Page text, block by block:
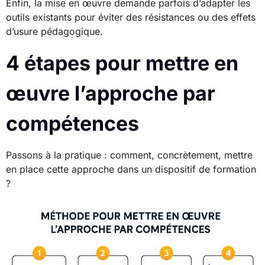
Enfin, la mise en œuvre demande parfois d’adapter les
outils existants pour éviter des résistances ou des effets
d’usure pédagogique.
4 étapes pour mettre en
œuvre l’approche par
compétences
Passons à la pratique : comment, concrètement, mettre
en place cette approche dans un dispositif de formation
?